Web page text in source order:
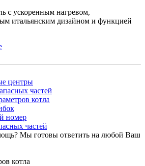
с ускоренным нагревом,
итальянским дизайном и функцией
центры
частей
котла
номер
частей
Мы готовы ответить на любой Ваш
котла